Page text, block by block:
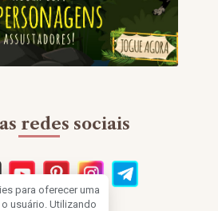
para oferecer uma
usuário. Utilizando
redes sociais